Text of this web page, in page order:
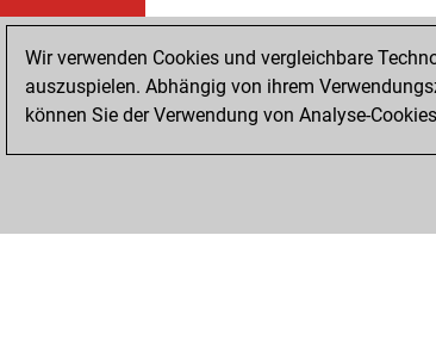
Wir verwenden Cookies und vergleichbare
auszuspielen. Abhängig von ihrem
können Sie der Verwendung von Analyse-